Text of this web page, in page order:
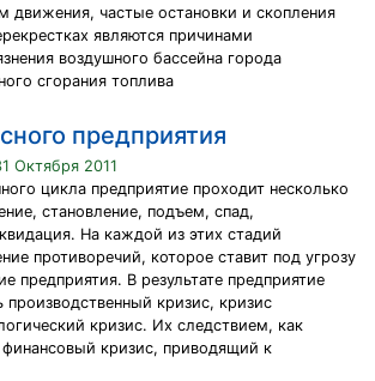
частые остановки и скопления
являются причинами
воздушного бассейна города
сгорания топлива
предприятия
Октября 2011
цикла предприятие проходит несколько
становление, подъем, спад,
На каждой из этих стадий
противоречий, которое ставит под угрозу
предприятия. В результате предприятие
кризис, кризис
кризис. Их следствием, как
финансовый кризис, приводящий к